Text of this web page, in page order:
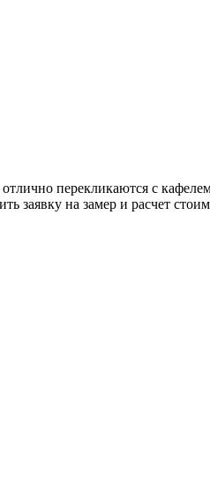
перекликаются с
заявку на замер и расчет